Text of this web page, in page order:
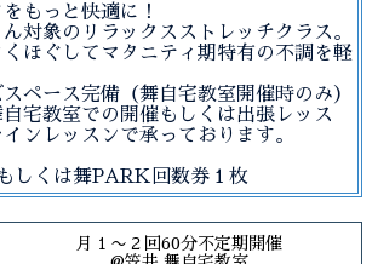
もっと快適に！
対象のリラックスストレッチクラス。
ほぐしてマタニティ期特有の不調を軽
ペース完備（舞自宅教室開催時のみ）
宅教室での開催もしくは出張レッス
ンレッスンで承っております。
しくは舞PARK回数券１枚
月１〜２回60分不定期開催